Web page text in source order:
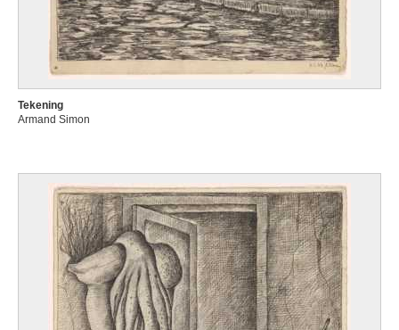
Tekening
Armand Simon